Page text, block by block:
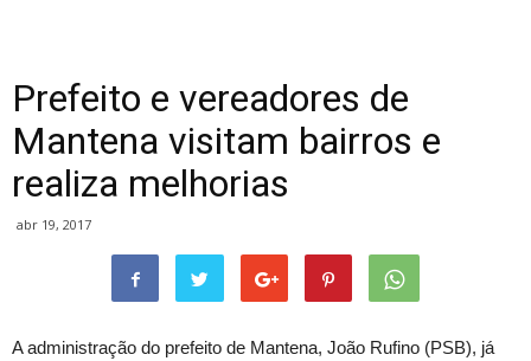
Prefeito e vereadores de
Mantena visitam bairros e
realiza melhorias
abr 19, 2017
A administração do prefeito de Mantena, João Rufino (PSB), já